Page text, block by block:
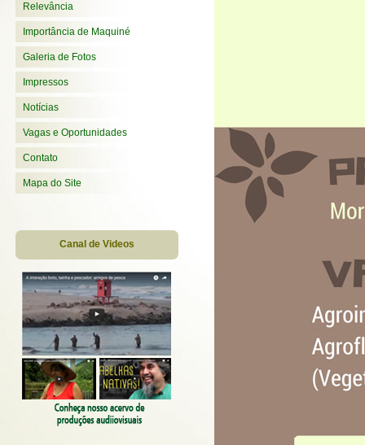
Relevância
Importância de Maquiné
Galeria de Fotos
Impressos
Notícias
Vagas e Oportunidades
Contato
Mapa do Site
Canal de Videos